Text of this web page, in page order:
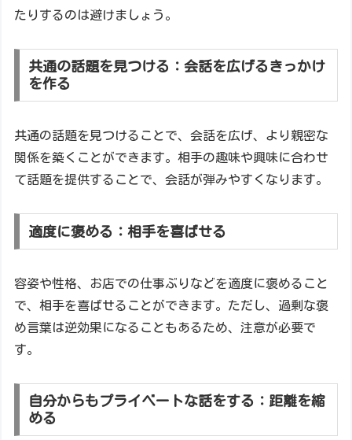
たりするのは避けましょう。
共通の話題を見つける：会話を広げるきっかけ
を作る
共通の話題を見つけることで、会話を広げ、より親密な
関係を築くことができます。相手の趣味や興味に合わせ
て話題を提供することで、会話が弾みやすくなります。
適度に褒める：相手を喜ばせる
容姿や性格、お店での仕事ぶりなどを適度に褒めること
で、相手を喜ばせることができます。ただし、過剰な褒
め言葉は逆効果になることもあるため、注意が必要で
す。
自分からもプライベートな話をする：距離を縮
める